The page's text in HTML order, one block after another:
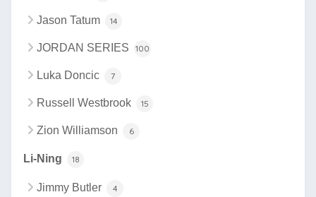
Jason Tatum 14
JORDAN SERIES 100
Luka Doncic 7
Russell Westbrook 15
Zion Williamson 6
Li-Ning 18
Jimmy Butler 4